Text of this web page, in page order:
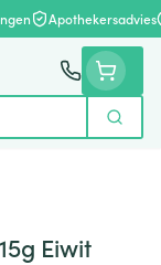
Apothekersadvies
Zoek
Eiwit